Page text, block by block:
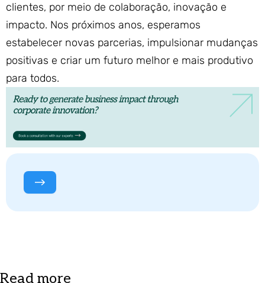
clientes, por meio de colaboração, inovação e
impacto. Nos próximos anos, esperamos
estabelecer novas parcerias, impulsionar mudanças
positivas e criar um futuro melhor e mais produtivo
para todos.
Read more